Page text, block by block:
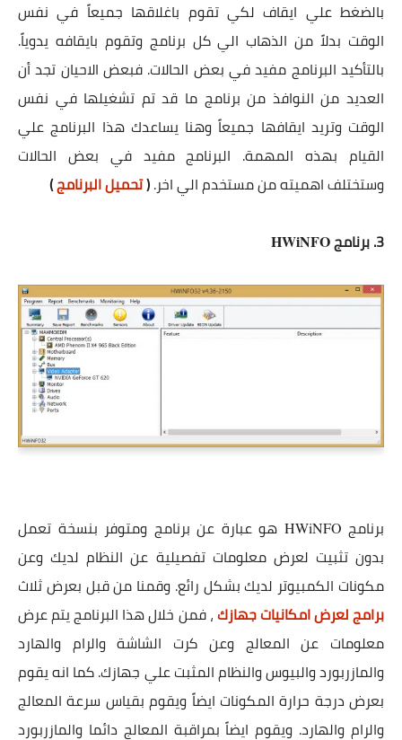
بالضغط علي ايقاف لكي تقوم باغلاقها جميعاً في نفس
الوقت بدلاً من الذهاب الي كل برنامج وتقوم بايقافه يدوياً.
بالتأكيد البرنامج مفيد في بعض الحالات. فبعض الاحيان تجد أن
العديد من النوافذ من برنامج ما قد تم تشغيلها في نفس
الوقت وتريد ايقافها جميعاً وهنا يساعدك هذا البرنامج علي
القيام بهذه المهمة. البرنامج مفيد في بعض الحالات
وستختلف اهميته من مستخدم الي اخر.(تحميل البرنامج)
3. برنامج HWiNFO
برنامج HWiNFO هو عبارة عن برنامج ومتوفر بنسخة تعمل
بدون تثبيت لعرض معلومات تفصيلية عن النظام لديك وعن
مكونات الكمبيوتر لديك بشكل رائع. وقمنا من قبل بعرض ثلاث
برامج لعرض امكانيات جهازك، فمن خلال هذا البرنامج يتم عرض
معلومات عن المعالج وعن كرت الشاشة والرام والهارد
والمازربورد والبيوس والنظام المثبت علي جهازك. كما انه يقوم
بعرض درجة حرارة المكونات ايضاً ويقوم بقياس سرعة المعالج
والرام والهارد. ويقوم ايضاً بمراقبة المعالج دائما والمازربورد